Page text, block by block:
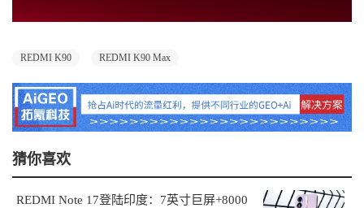
REDMI K90 REDMI K90 Max
猜你喜欢
REDMI Note 17登陆印度：7英寸巨屏+8000